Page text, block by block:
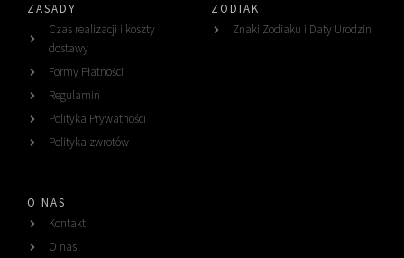
ZASADY
Czas realizacji i koszty
dostawy
Formy Płatności
Regulamin
Polityka Prywatności
Polityka zwrotów
ZODIAK
Znaki Zodiaku i Daty Urodzin
O NAS
Kontakt
O nas